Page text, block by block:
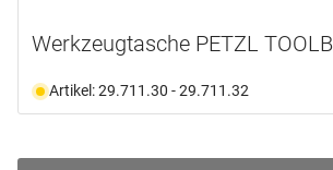
Werkzeugtasche PETZL
Artikel: 29.711.30 - 29.711.32